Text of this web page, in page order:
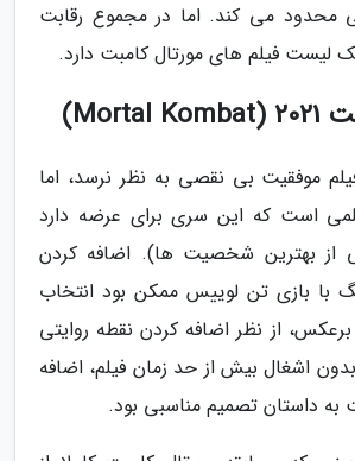
محدود می کند. اما در مجموع رقابت
لیست فیلم های مورتال کامبت دارد.
موفقیت بی نقصی به نظر نرسد، اما
است که این سری برای عرضه دارد
از بهترین شخصیت ها). اضافه کردن
بازی تن لوییس ممکن بود انتخاب
از نظر اضافه کردن نقطه روایتی
اشغال بیش از حد زمان فیلم، اضافه
داستان تصمیم مناسبی بود.